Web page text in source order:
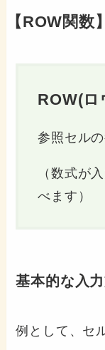
【ROW関数
ROW(ロ
参照セル
（数式が
べます）
基本的な入
例として、セ